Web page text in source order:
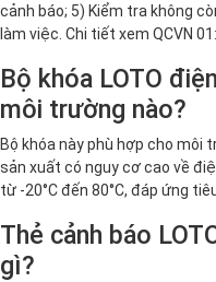
cảnh báo; 5) Kiểm tra không
làm việc. Chi tiết xem QCVN
Bộ khóa LOTO
môi trường nào?
Bộ khóa này phù hợp cho môi
sản xuất có nguy cơ cao về
từ -20°C đến 80°C, đáp ứng
Thẻ cảnh báo
gì?